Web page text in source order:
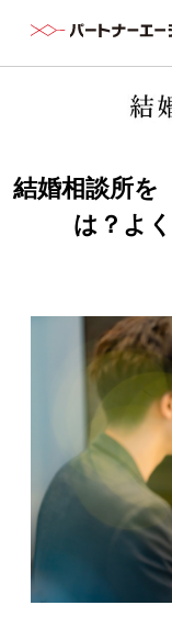
結婚相談所を
は？よ